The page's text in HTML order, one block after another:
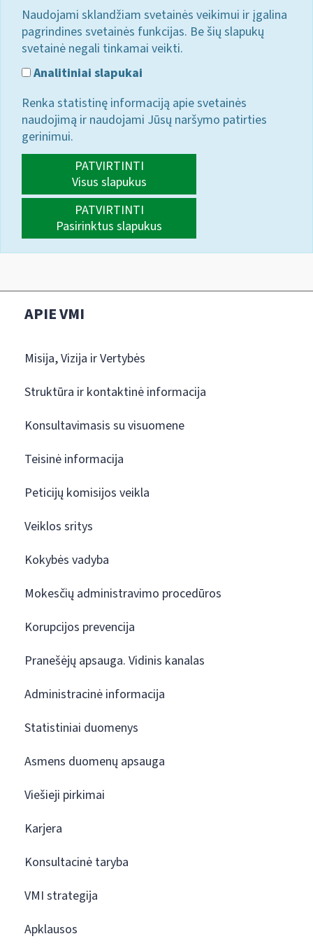
Naudojami sklandžiam svetainės veikimui ir įgalina
pagrindines svetainės funkcijas. Be šių slapukų
svetainė negali tinkamai veikti.
Analitiniai slapukai
Renka statistinę informaciją apie svetainės
naudojimą ir naudojami Jūsų naršymo patirties
gerinimui.
PATVIRTINTI
Visus slapukus
PATVIRTINTI
Pasirinktus slapukus
APIE VMI
Misija, Vizija ir Vertybės
Struktūra ir kontaktinė informacija
Konsultavimasis su visuomene
Teisinė informacija
Peticijų komisijos veikla
Veiklos sritys
Kokybės vadyba
Mokesčių administravimo procedūros
Korupcijos prevencija
Pranešėjų apsauga. Vidinis kanalas
Administracinė informacija
Statistiniai duomenys
Asmens duomenų apsauga
Viešieji pirkimai
Karjera
Konsultacinė taryba
VMI strategija
Apklausos